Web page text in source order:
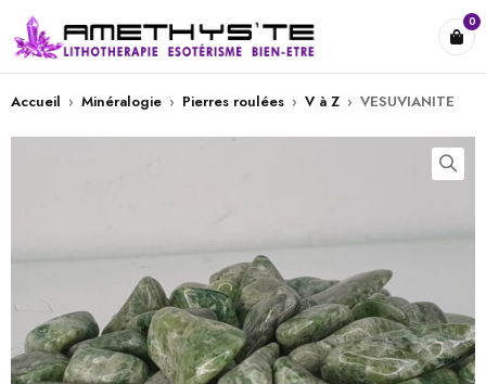
0
Accueil › Minéralogie › Pierres roulées › V à Z › VESUVIANITE